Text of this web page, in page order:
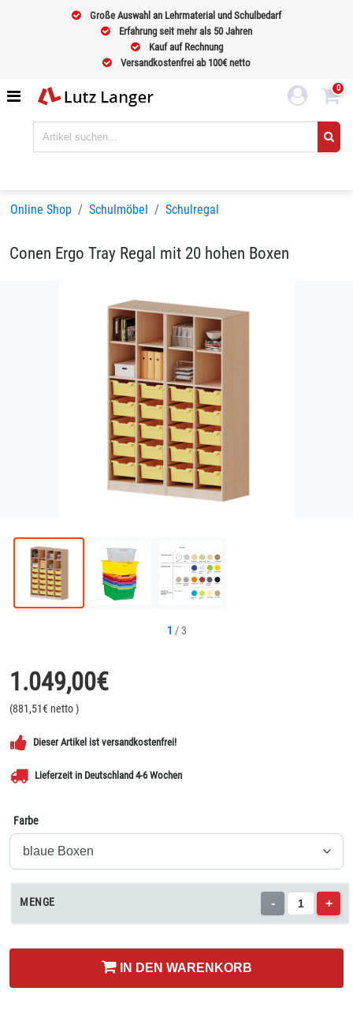
Große Auswahl an Lehrmaterial und Schulbedarf
Erfahrung seit mehr als 50 Jahren
Kauf auf Rechnung
Versandkostenfrei ab 100€ netto
0
Online Shop Schulmöbel Schulregal
Conen Ergo Tray Regal mit 20 hohen Boxen
1 /3
1.049,00€
(881,51€ netto)
Dieser Artikel ist versandkostenfrei!
Lieferzeit in Deutschland 4-6 Wochen
Farbe
MENGE - +
IN DEN WARENKORB